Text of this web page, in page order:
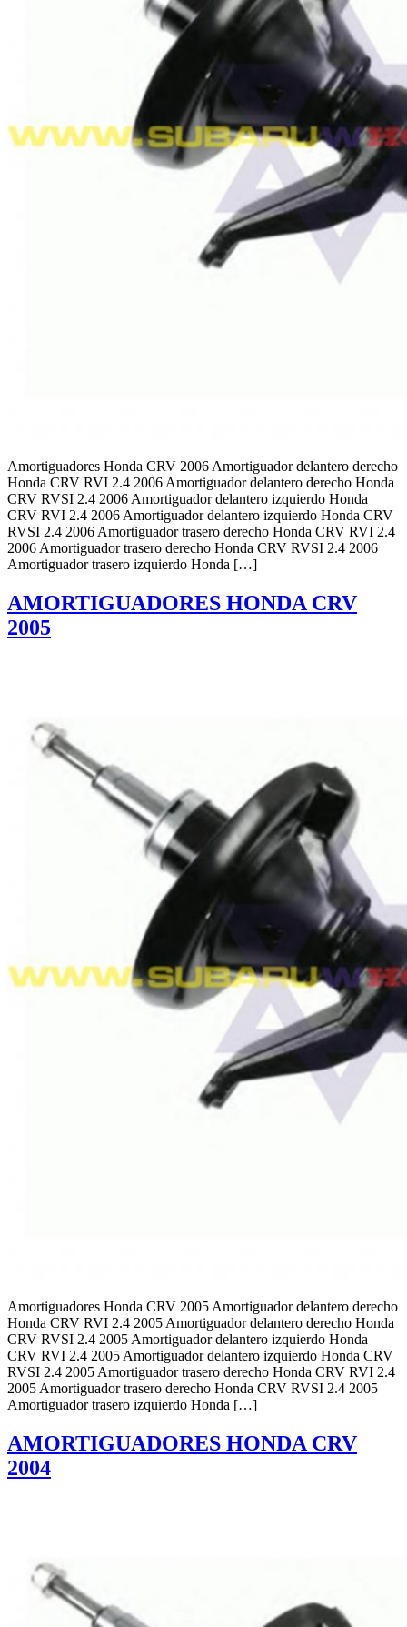
Amortiguadores Honda CRV 2006 Amortiguador delantero derecho
Honda CRV RVI 2.4 2006 Amortiguador delantero derecho Honda
CRV RVSI 2.4 2006 Amortiguador delantero izquierdo Honda
CRV RVI 2.4 2006 Amortiguador delantero izquierdo Honda CRV
RVSI 2.4 2006 Amortiguador trasero derecho Honda CRV RVI 2.4
2006 Amortiguador trasero derecho Honda CRV RVSI 2.4 2006
Amortiguador trasero izquierdo Honda […]
AMORTIGUADORES HONDA CRV
2005
Amortiguadores Honda CRV 2005 Amortiguador delantero derecho
Honda CRV RVI 2.4 2005 Amortiguador delantero derecho Honda
CRV RVSI 2.4 2005 Amortiguador delantero izquierdo Honda
CRV RVI 2.4 2005 Amortiguador delantero izquierdo Honda CRV
RVSI 2.4 2005 Amortiguador trasero derecho Honda CRV RVI 2.4
2005 Amortiguador trasero derecho Honda CRV RVSI 2.4 2005
Amortiguador trasero izquierdo Honda […]
AMORTIGUADORES HONDA CRV
2004